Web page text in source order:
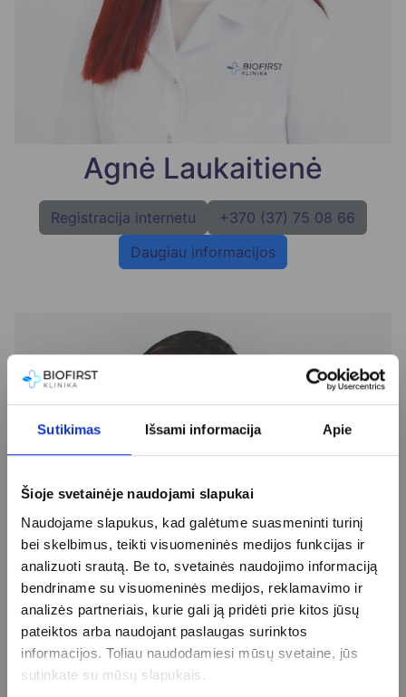
Sutikimas Išsami informacija Apie
Šioje svetainėje naudojami slapukai
Naudojame slapukus, kad galėtume suasmeninti turinį
bei skelbimus, teikti visuomeninės medijos funkcijas ir
analizuoti srautą. Be to, svetainės naudojimo informaciją
bendriname su visuomeninės medijos, reklamavimo ir
analizės partneriais, kurie gali ją pridėti prie kitos jūsų
pateiktos arba naudojant paslaugas surinktos
informacijos. Toliau naudodamiesi mūsų svetaine, jūs
sutinkate su mūsų slapukais.
Agnė Laukaitienė
Registracija internetu
+370 (37) 75 08 66
Daugiau informacijos